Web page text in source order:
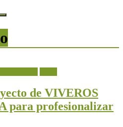
de VIVEROS
para profesionalizar